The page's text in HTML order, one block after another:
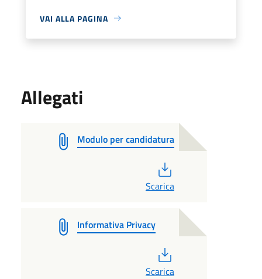
VAI ALLA PAGINA
Allegati
Modulo per candidatura
Scarica
Informativa Privacy
Scarica